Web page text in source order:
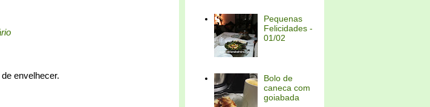
envelhecer.
Pequenas
Felicidades -
01/02
Bolo de
caneca com
goiabada